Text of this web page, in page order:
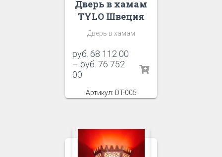
Дверь в хамам
TYLO Швеция
Дверь в хамам
руб. 68 112 00
– руб. 76 752
00
Артикул: DT-005